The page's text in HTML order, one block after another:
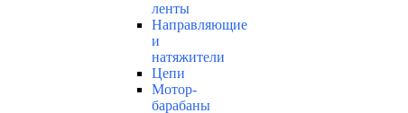
ленты
Направляющие
и
натяжители
Цепи
Мотор-
барабаны